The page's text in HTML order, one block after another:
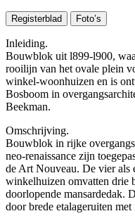
Registerblad Foto’s
Inleiding.
Bouwblok uit l899-l900,
rooilijn van het ovale plein
winkel-woonhuizen en is
Bosboom in
Beekman.
Omschrijving.
Bouwblok in rijke
neo-renaissance zijn
de Art Nouveau. De vier als
winkelhuizen omvatten drie
doorlopende mansardedak.
door brede etalageruiten